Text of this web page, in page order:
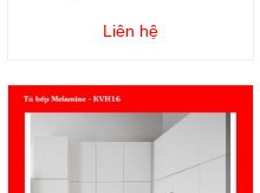
Liên hệ